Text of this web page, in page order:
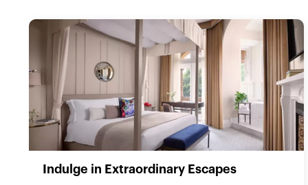
Indulge in Extraordinary Escapes